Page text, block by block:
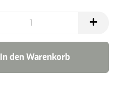
In den Warenkorb